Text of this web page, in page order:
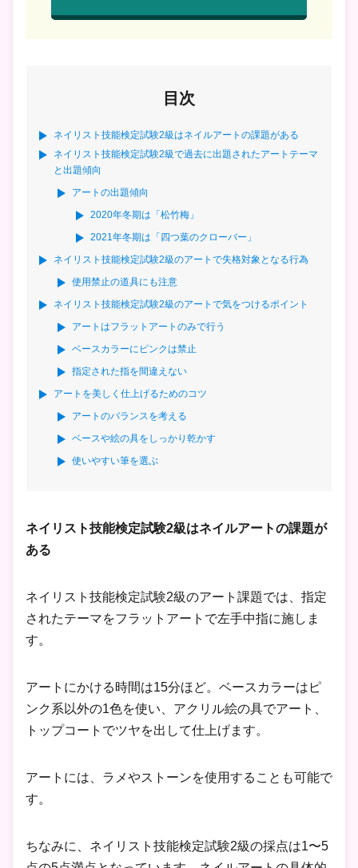
目次
ネイリスト技能検定試験2級はネイルアートの課題がある
ネイリスト技能検定試験2級で過去に出題されたアートテーマ
と出題傾向
アートの出題傾向
2020年冬期は「松竹梅」
2021年冬期は「四つ葉のクローバー」
ネイリスト技能検定試験2級のアートで失格対象となる行為
使用禁止の道具にも注意
ネイリスト技能検定試験2級のアートで気をつけるポイント
アートはフラットアートのみで行う
ベースカラーにピンクは禁止
指定された指を間違えない
アートを美しく仕上げるためのコツ
アートのバランスを考える
ベースや絵の具をしっかり乾かす
使いやすい筆を選ぶ
ネイリスト技能検定試験2級はネイルアートの課題が
ある
ネイリスト技能検定試験2級のアート課題では、指定
されたテーマをフラットアートで左手中指に施しま
す。
アートにかける時間は15分ほど。ベースカラーはピ
ンク系以外の1色を使い、アクリル絵の具でアート、
トップコートでツヤを出して仕上げます。
アートには、ラメやストーンを使用することも可能で
す。
ちなみに、ネイリスト技能検定試験2級の採点は1〜5